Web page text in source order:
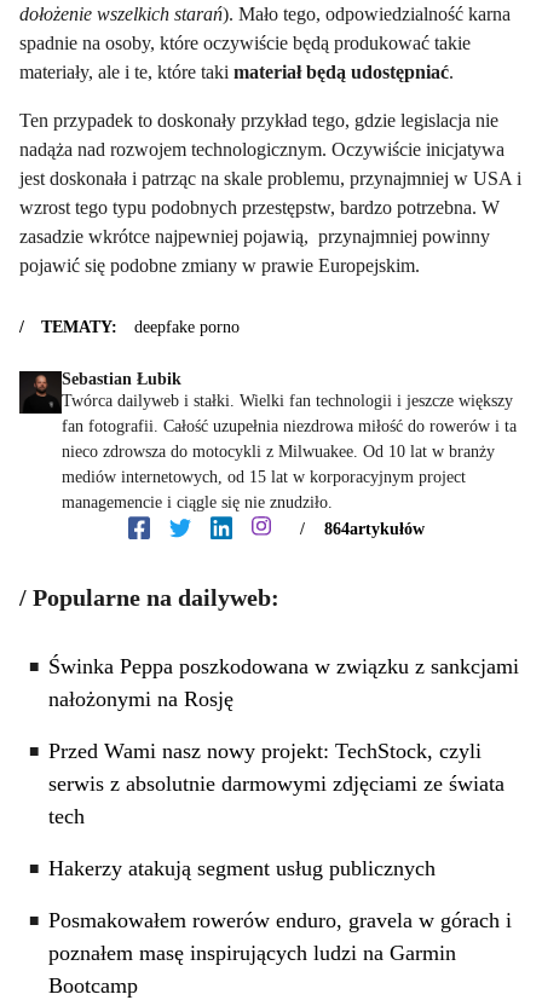
dołożenie wszelkich starań). Mało tego, odpowiedzialność karna
spadnie na osoby, które oczywiście będą produkować takie
materiały, ale i te, które taki materiał będą udostępniać.
Ten przypadek to doskonały przykład tego, gdzie legislacja nie
nadąża nad rozwojem technologicznym. Oczywiście inicjatywa
jest doskonała i patrząc na skale problemu, przynajmniej w USA i
wzrost tego typu podobnych przestępstw, bardzo potrzebna. W
zasadzie wkrótce najpewniej pojawią, przynajmniej powinny
pojawić się podobne zmiany w prawie Europejskim.
TEMATY: deepfake porno
Sebastian Łubik
Twórca dailyweb i stałki. Wielki fan technologii i jeszcze większy
fan fotografii. Całość uzupełnia niezdrowa miłość do rowerów i ta
nieco zdrowsza do motocykli z Milwuakee. Od 10 lat w branży
mediów internetowych, od 15 lat w korporacyjnym project
managemencie i ciągle się nie znudziło.
/
864artykułów
Popularne na dailyweb:
Świnka Peppa poszkodowana w związku z sankcjami
nałożonymi na Rosję
Przed Wami nasz nowy projekt: TechStock, czyli
serwis z absolutnie darmowymi zdjęciami ze świata
tech
Hakerzy atakują segment usług publicznych
Posmakowałem rowerów enduro, gravela w górach i
poznałem masę inspirujących ludzi na Garmin
Bootcamp